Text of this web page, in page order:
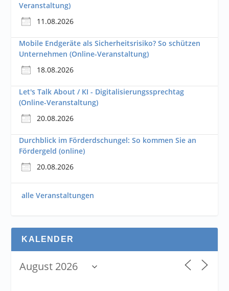
Veranstaltung)
11.08.2026
Mobile Endgeräte als Sicherheitsrisiko? So schützen
Unternehmen (Online-Veranstaltung)
18.08.2026
Let's Talk About / KI - Digitalisierungssprechtag
(Online-Veranstaltung)
20.08.2026
Durchblick im Förderdschungel: So kommen Sie an
Fördergeld (online)
20.08.2026
alle Veranstaltungen
KALENDER